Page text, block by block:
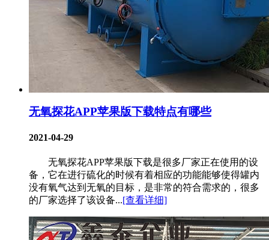
无氧探花APP苹果版下载特点有哪些
2021-04-29
无氧探花APP苹果版下载是很多厂家正在使用的设
备，它在进行硫化的时候有着相应的功能能够使得罐内
没有氧气达到无氧的目标，是非常的符合需求的，很多
的厂家选择了该设备...[查看详细]